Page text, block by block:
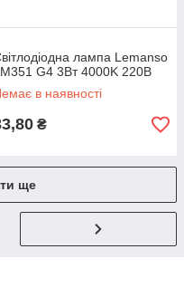
лампа Lemanso
G4 3Вт 4000K 220В
в наявності
₴
ще